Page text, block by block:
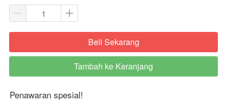
`Beli Sekarang
`
Tambah ke Keranjang
Penawaran spesial!